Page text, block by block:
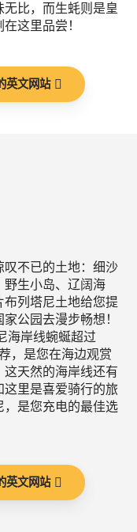
比，而生蚝则是皇
这里品尝！
英文网站
不已的土地：细沙
野生小岛、辽阔海
列塔尼土地给您提
公园去漫步畅想！
海岸线蜿蜒超过
，是您在海边观赏
天然的海岸线还有
这里是喜爱骑行的旅
是您充电的最佳选
英文网站